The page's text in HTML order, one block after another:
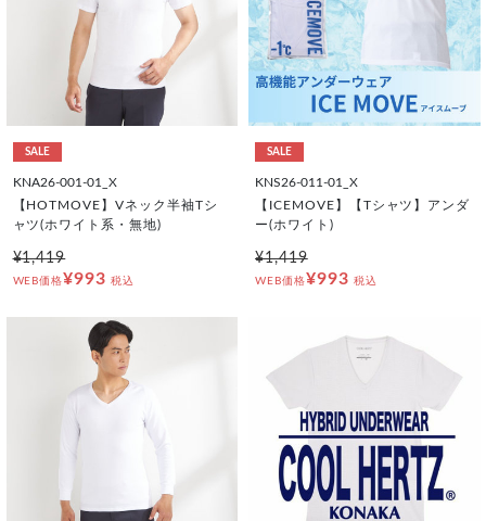
SALE
KNA26-001-01_X
【HOTMOVE】Vネック半袖Tシ
ャツ(ホワイト系・無地)
¥1,419
WEB価格¥993 税込
SALE
KNS26-011-01_X
【ICEMOVE】【Tシャツ】アンダ
ー(ホワイト)
¥1,419
WEB価格¥993 税込